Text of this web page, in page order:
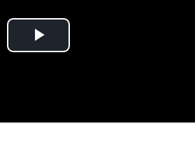
Play